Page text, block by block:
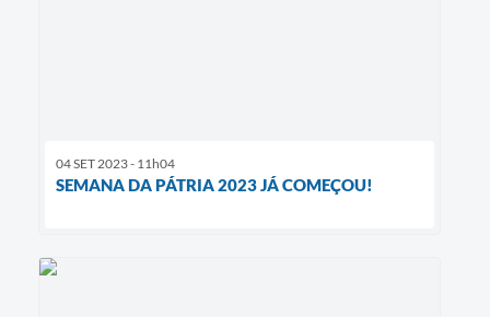
04 SET 2023 - 11h04
SEMANA DA PÁTRIA 2023 JÁ COMEÇOU!